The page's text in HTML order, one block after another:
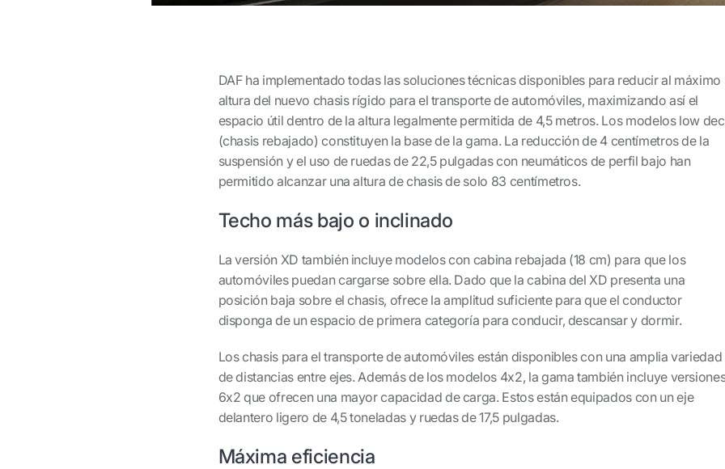
DAF ha implementado todas las soluciones técnicas disponibles para reducir al máximo
altura del nuevo chasis rígido para el transporte de automóviles, maximizando así el
espacio útil dentro de la altura legalmente permitida de 4,5 metros. Los modelos low
(chasis rebajado) constituyen la base de la gama. La reducción de 4 centímetros de la
suspensión y el uso de ruedas de 22,5 pulgadas con neumáticos de perfil bajo han
permitido alcanzar una altura de chasis de solo 83 centímetros.
Techo más bajo o inclinado
La versión XD también incluye modelos con cabina rebajada (18 cm) para que los
automóviles puedan cargarse sobre ella. Dado que la cabina del XD presenta una
posición baja sobre el chasis, ofrece la amplitud suficiente para que el conductor
disponga de un espacio de primera categoría para conducir, descansar y dormir.
Los chasis para el transporte de automóviles están disponibles con una amplia variedad
de distancias entre ejes. Además de los modelos 4x2, la gama también incluye
6x2 que ofrecen una mayor capacidad de carga. Estos están equipados con un eje
delantero ligero de 4,5 toneladas y ruedas de 17,5 pulgadas.
Máxima eficiencia